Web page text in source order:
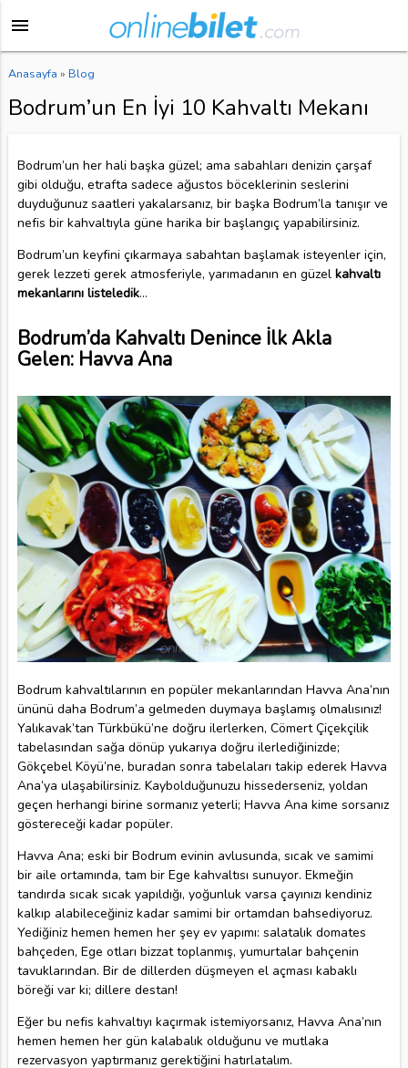
menu
Anasayfa » Blog
Bodrum’un En İyi 10 Kahvaltı Mekanı
Bodrum’un her hali başka güzel; ama sabahları denizin çarşaf
gibi olduğu, etrafta sadece ağustos böceklerinin seslerini
duyduğunuz saatleri yakalarsanız, bir başka Bodrum’la tanışır ve
nefis bir kahvaltıyla güne harika bir başlangıç yapabilirsiniz.
Bodrum’un keyfini çıkarmaya sabahtan başlamak isteyenler için,
gerek lezzeti gerek atmosferiyle, yarımadanın en güzel kahvaltı
mekanlarını listeledik...
Bodrum’da Kahvaltı Denince İlk Akla
Gelen: Havva Ana
Bodrum kahvaltılarının en popüler mekanlarından Havva Ana’nın
ününü daha Bodrum’a gelmeden duymaya başlamış olmalısınız!
Yalıkavak’tan Türkbükü’ne doğru ilerlerken, Cömert Çiçekçilik
tabelasından sağa dönüp yukarıya doğru ilerlediğinizde;
Gökçebel Köyü’ne, buradan sonra tabelaları takip ederek Havva
Ana’ya ulaşabilirsiniz. Kaybolduğunuzu hissederseniz, yoldan
geçen herhangi birine sormanız yeterli; Havva Ana kime sorsanız
göstereceği kadar popüler.
Havva Ana; eski bir Bodrum evinin avlusunda, sıcak ve samimi
bir aile ortamında, tam bir Ege kahvaltısı sunuyor. Ekmeğin
tandırda sıcak sıcak yapıldığı, yoğunluk varsa çayınızı kendiniz
kalkıp alabileceğiniz kadar samimi bir ortamdan bahsediyoruz.
Yediğiniz hemen hemen her şey ev yapımı: salatalık domates
bahçeden, Ege otları bizzat toplanmış, yumurtalar bahçenin
tavuklarından. Bir de dillerden düşmeyen el açması kabaklı
böreği var ki; dillere destan!
Eğer bu nefis kahvaltıyı kaçırmak istemiyorsanız, Havva Ana’nın
hemen hemen her gün kalabalık olduğunu ve mutlaka
rezervasyon yaptırmanız gerektiğini hatırlatalım.